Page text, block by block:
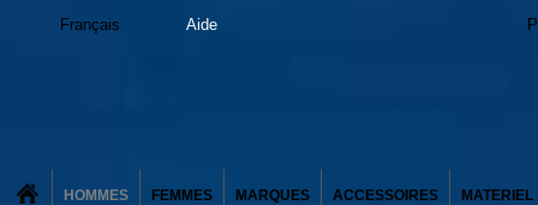
Français Aide
HOMMES FEMMES MARQUES ACCESSOIRES MATERIEL